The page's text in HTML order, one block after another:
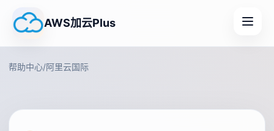
AWS加云Plus
帮助中心/阿里云国际